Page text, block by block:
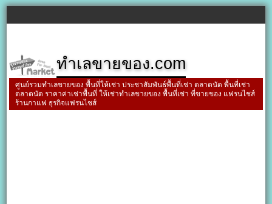
ทำเลขายของ.com
ศูนย์รวมทำเลขายของ พื้นที่ให้เช่า ประชาสัมพันธ์พื้นที่เช่า ตลาดนัด พื้นที่เช่า
ตลาดนัด ราคาค่าเช่าพื้นที่ ให้เช่าทำเลขายของ พื้นที่เช่า ที่ขายของ แฟรนไชส์
ร้านกาแฟ ธุรกิจแฟรนไชส์